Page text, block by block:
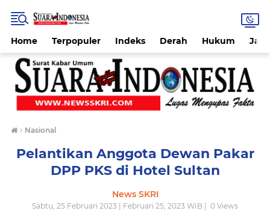
Home Terpopuler Indeks Derah Hukum
› Nasional
Pelantikan Anggota Dewan Pakar
DPP PKS di Hotel Sultan
News SKRI
Sabtu, 25 Februari 2023 | Februari 25, 2023 WIB | 0 Views